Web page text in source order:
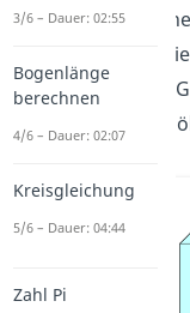
vergleichst du
einem Quader.
muss die gleiche
und die gleiche
3/6 – Dauer: 02:55
Bogenlänge
berechnen
4/6 – Dauer: 02:07
Kreisgleichung
5/6 – Dauer: 04:44
Zahl Pi